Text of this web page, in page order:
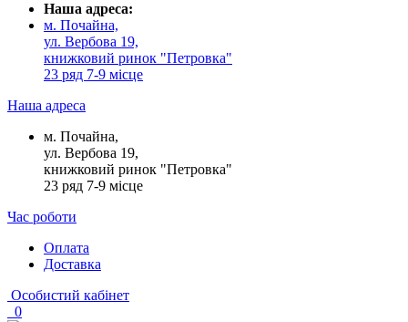
Наша адреса:
м. Почайна,
ул. Вербова 19,
книжковий ринок "Петровка"
23 ряд 7-9 місце
Наша адреса
м. Почайна,
ул. Вербова 19,
книжковий ринок "Петровка"
23 ряд 7-9 місце
Час роботи
Оплата
Доставка
Особистий кабінет
0